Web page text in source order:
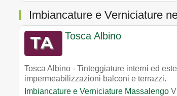
Imbiancature e Verniciature
Tosca Albino
Tosca Albino - Tinteggiature interni ed
impermeabilizzazioni balconi e terrazzi.
Imbiancature e Verniciature Massalengo